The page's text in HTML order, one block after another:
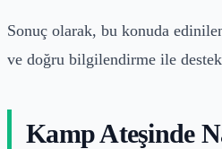
Sonuç olarak, bu konuda
ve doğru bilgilendirme ile
Kamp Ateşinde